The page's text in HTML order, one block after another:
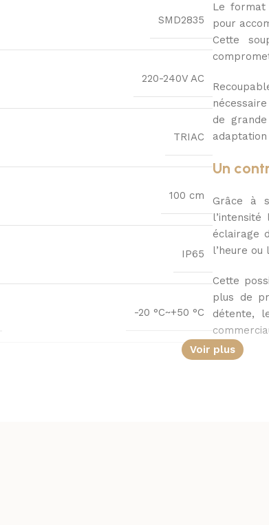
SMD2835
220-240V AC
TRIAC
100 cm
IP65
-20 °C~+50 °C
Le format
pour
Cette
de
Un
Grâce à
l’intensité
éclairage
l’heure ou
Cette
plus de
détente,
Une
Voir plus